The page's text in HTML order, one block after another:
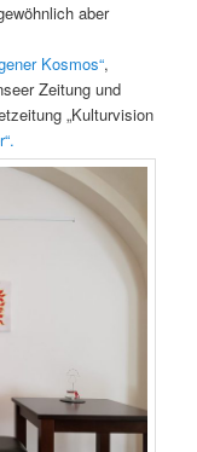
aber
Kosmos“,
Zeitung und
„Kulturvision